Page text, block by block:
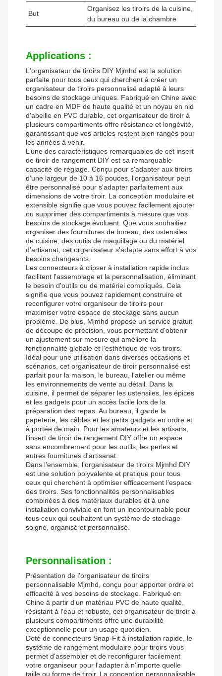
But
Organisez les tiroirs de la cuisine,
du bureau ou de la chambre
Applications :
L'organisateur de tiroirs DIY Mjmhd est la solution
parfaite pour tous ceux qui cherchent à créer un
organisateur de tiroirs personnalisé adapté à leurs
besoins de stockage uniques. Fabriqué en Chine avec
un cadre en MDF de haute qualité et un noyau en nid
d'abeille en PVC durable, cet organisateur de tiroir à
plusieurs compartiments offre résistance et longévité,
garantissant que vos articles restent bien rangés pour
les années à venir.
L’une des caractéristiques remarquables de cet insert
de tiroir de rangement DIY est sa remarquable
capacité de réglage. Conçu pour s'adapter aux tiroirs
d'une largeur de 10 à 16 pouces, l'organisateur peut
être personnalisé pour s'adapter parfaitement aux
dimensions de votre tiroir. La conception modulaire et
extensible signifie que vous pouvez facilement ajouter
ou supprimer des compartiments à mesure que vos
besoins de stockage évoluent. Que vous souhaitiez
organiser des fournitures de bureau, des ustensiles
de cuisine, des outils de maquillage ou du matériel
d'artisanat, cet organisateur s'adapte sans effort à vos
besoins changeants.
Les connecteurs à clipser à installation rapide inclus
facilitent l'assemblage et la personnalisation, éliminant
le besoin d'outils ou de matériel compliqués. Cela
signifie que vous pouvez rapidement construire et
reconfigurer votre organiseur de tiroirs pour
maximiser votre espace de stockage sans aucun
problème. De plus, Mjmhd propose un service gratuit
de découpe de précision, vous permettant d'obtenir
un ajustement sur mesure qui améliore la
fonctionnalité globale et l'esthétique de vos tiroirs.
Idéal pour une utilisation dans diverses occasions et
scénarios, cet organisateur de tiroir personnalisé est
parfait pour la maison, le bureau, l'atelier ou même
les environnements de vente au détail. Dans la
cuisine, il permet de séparer les ustensiles, les épices
et les gadgets pour un accès facile lors de la
préparation des repas. Au bureau, il garde la
papeterie, les câbles et les petits gadgets en ordre et
à portée de main. Pour les amateurs et les artisans,
l'insert de tiroir de rangement DIY offre un espace
sans encombrement pour les outils, les perles et
autres fournitures d'artisanat.
Dans l’ensemble, l’organisateur de tiroirs Mjmhd DIY
est une solution polyvalente et pratique pour tous
ceux qui cherchent à optimiser efficacement l’espace
des tiroirs. Ses fonctionnalités personnalisables
combinées à des matériaux durables et à une
installation conviviale en font un incontournable pour
tous ceux qui souhaitent un système de stockage
soigné, organisé et personnalisé.
Personnalisation :
Présentation de l'organisateur de tiroirs
personnalisable Mjmhd, conçu pour apporter ordre et
efficacité à vos besoins de stockage. Fabriqué en
Chine à partir d'un matériau PVC de haute qualité,
résistant à l'eau et robuste, cet organisateur de tiroir à
plusieurs compartiments offre une durabilité
exceptionnelle pour un usage quotidien.
Doté de connecteurs Snap-Fit à installation rapide, le
système de rangement modulaire pour tiroirs vous
permet d'assembler et de reconfigurer facilement
votre organiseur pour l'adapter à n'importe quelle
taille ou forme de tiroir. La conception personnalisable